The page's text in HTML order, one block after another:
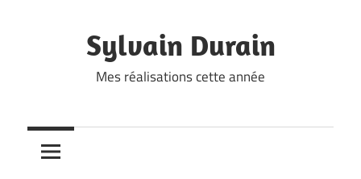
Sylvain Durain
Mes réalisations cette année